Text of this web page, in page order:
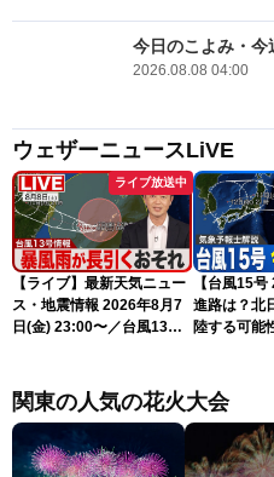
今日のこよみ・
2026.08.08 04:00
ウェザーニュースLiVE
ライブ放送中
【ライブ】最新天気ニュー
ス・地震情報 2026年8月7
日(金) 23:00〜／台風13号
【台風15
進路は？北
陸する可能
関東の人気の花火大会